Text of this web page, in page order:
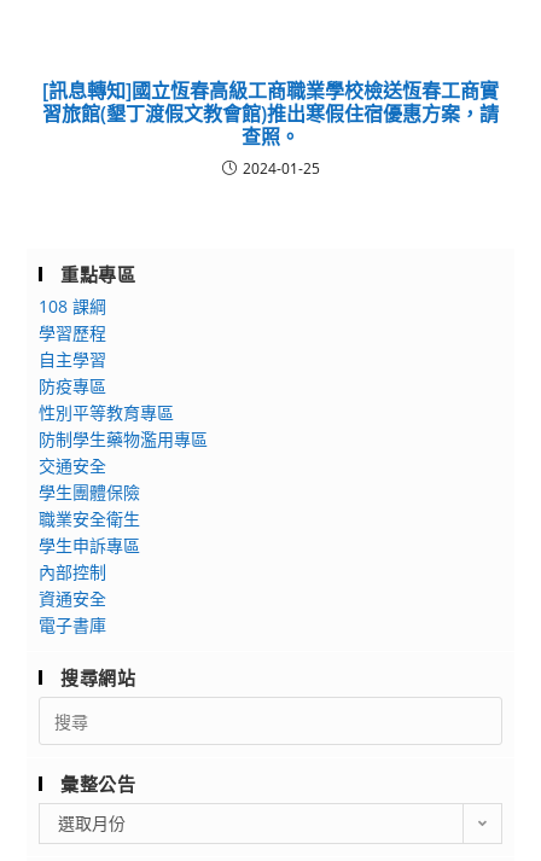
[訊息轉知]國立恆春高級工商職業學校檢送恆春工商實
習旅館(墾丁渡假文教會館)推出寒假住宿優惠方案，請
查照。
2024-01-25
重點專區
108 課綱
學習歷程
自主學習
防疫專區
性別平等教育專區
防制學生藥物濫用專區
交通安全
學生團體保險
職業安全衛生
學生申訴專區
內部控制
資通安全
電子書庫
搜尋網站
Search
for:
彙整公告
整
選取月份